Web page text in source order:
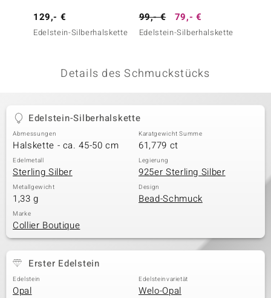
Classics
129,- €
Edelstein-Silberhalskette
99,- € 79,- €
Edelstein-Silberhalskette
Details des Schmuckstücks
Edelstein-Silberhalskette
Abmessungen
Halskette - ca. 45-50 cm
Karatgewicht Summe
61,779 ct
Edelmetall
Sterling Silber
Legierung
925er Sterling Silber
Metallgewicht
1,33 g
Design
Bead-Schmuck
Marke
Collier Boutique
Erster Edelstein
Edelstein
Opal
Edelsteinvarietät
Welo-Opal